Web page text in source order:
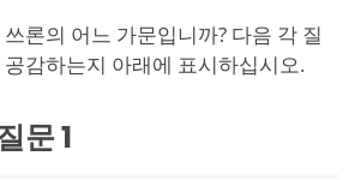
론의 어느 가문입니까? 다음 각 질
감하는지 아래에 표시하십시오.
문1